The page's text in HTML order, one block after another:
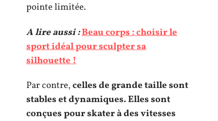
pointe limitée.
A lire aussi :Beau corps : choisir le
sport idéal pour sculpter sa
silhouette !
Par contre,celles de grande taille sont
stables et dynamiques. Elles sont
conçues pour skater à des vitesses